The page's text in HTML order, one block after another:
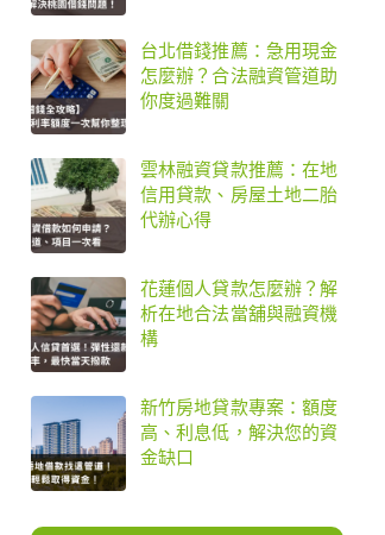
台北借錢推薦：急用現金
怎麼辦？合法融資管道助
你度過難關
雲林融資貸款推薦：在地
信用貸款、房屋土地二胎
代辦心得
花蓮個人貸款怎麼辦？解
析在地合法當舖與融資機
構
新竹房地貸款專案：額度
高、利息低，解決您的資
金缺口